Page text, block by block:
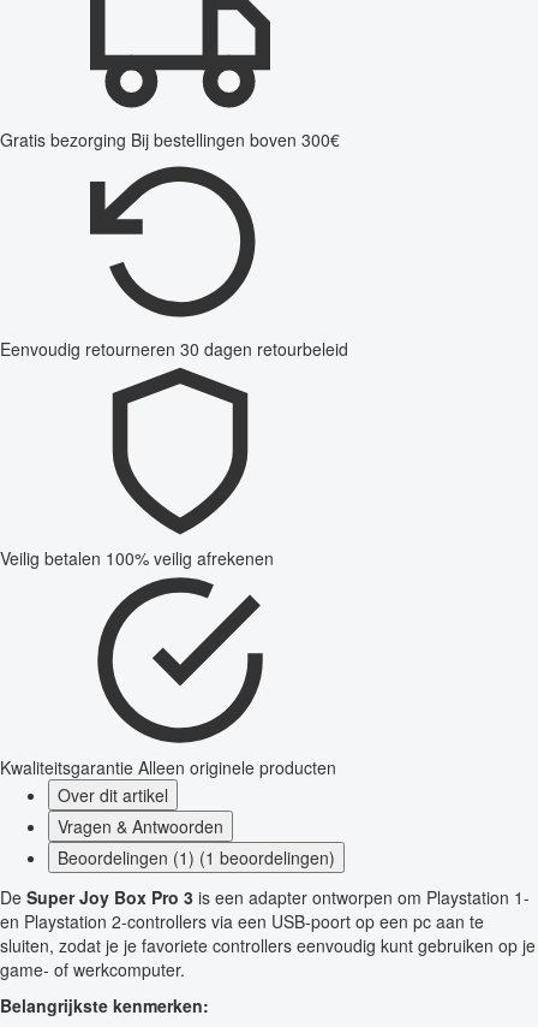
Gratis bezorging Bij bestellingen boven 300€
Eenvoudig retourneren 30 dagen retourbeleid
Veilig betalen 100% veilig afrekenen
Kwaliteitsgarantie Alleen originele producten
Over dit artikel
Vragen & Antwoorden
Beoordelingen (1) (1 beoordelingen)
De Super Joy Box Pro 3 is een adapter ontworpen om Playstation 1-
en Playstation 2-controllers via een USB-poort op een pc aan te
sluiten, zodat je je favoriete controllers eenvoudig kunt gebruiken op je
game- of werkcomputer.
Belangrijkste kenmerken: